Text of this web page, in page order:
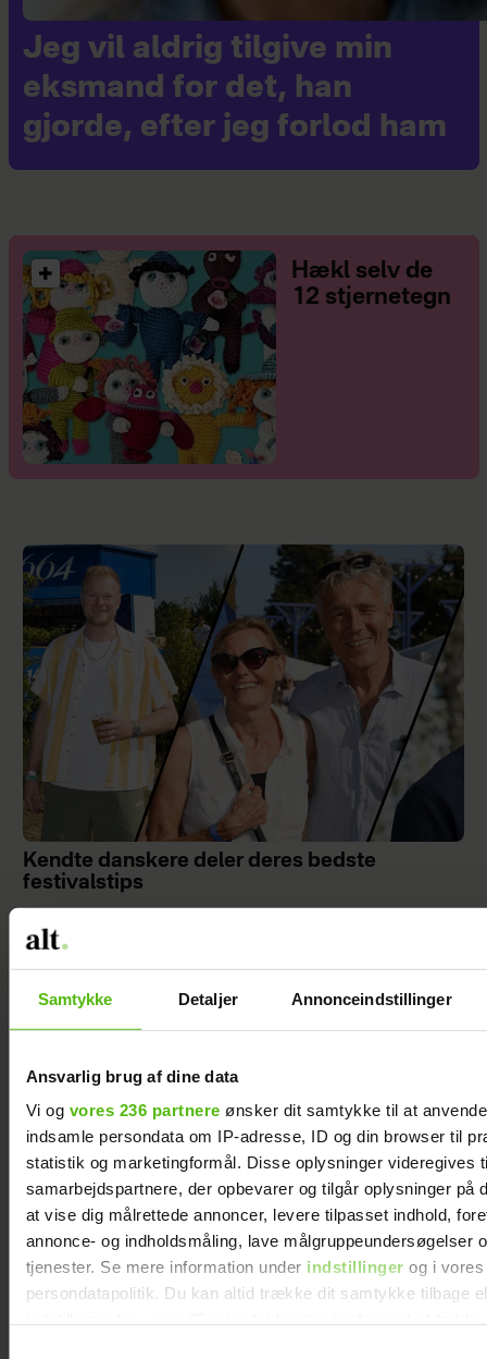
Samtykke Detaljer Annonceindstillinger
Ansvarlig brug af dine data
Vi og vores 236 partnere ønsker dit samtykke til at
indsamle persondata om IP-adresse, ID og din browser til
statistik og marketingformål. Disse oplysninger videregives
samarbejdspartnere, der opbevarer og tilgår oplysninger på
at vise dig målrettede annoncer, levere tilpasset indhold,
annonce- og indholdsmåling, lave målgruppeundersøgelser
tjenester. Se mere information under indstillinger og i vores
persondatapolitik. Du kan altid trække dit samtykke tilbage
Jeg vil aldrig tilgive min
eksmand for det, han
gjorde, efter jeg forlod ham
Hækl selv de
12 stjernetegn
Kendte danskere deler deres bedste
festivalstips
Freja blev født tre måneder for tidligt og
vejede kun 567 gram: ”Jeg gik i chok”